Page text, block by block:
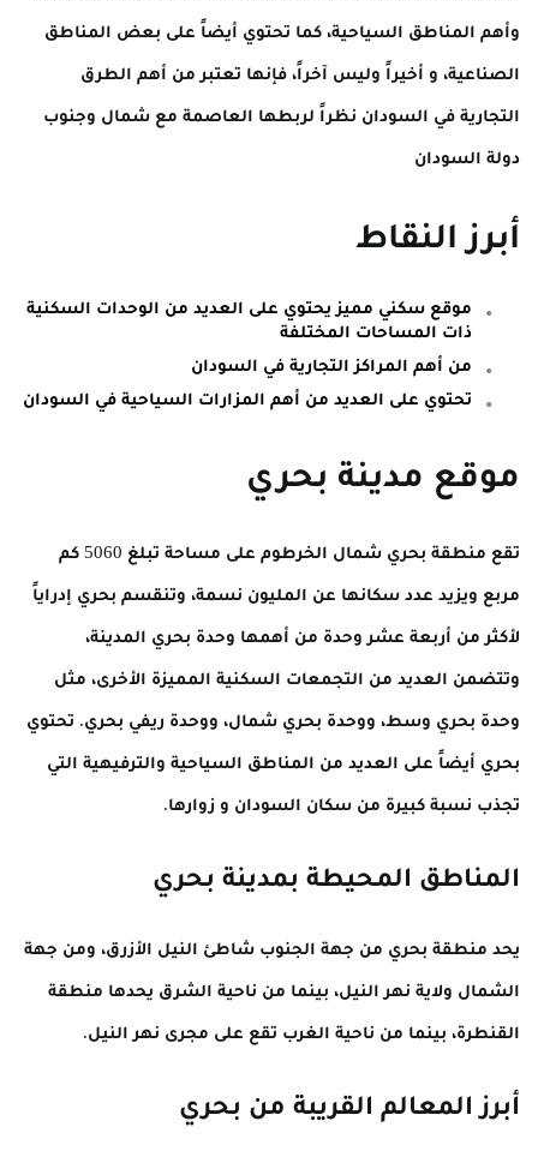
وأهم المناطق السياحية، كما تحتوي أيضاً على بعض المناطق
الصناعية، و أخيراً وليس آخراً، فإنها تعتبر من أهم الطرق
التجارية في السودان نظراً لربطها العاصمة مع شمال وجنوب
دولة السودان
أبرز النقاط
موقع سكني مميز يحتوي على العديد من الوحدات السكنية
ذات المساحات المختلفة
من أهم المراكز التجارية في السودان
تحتوي على العديد من أهم المزارات السياحية في السودان
موقع مدينة بحري
تقع منطقة بحري شمال الخرطوم على مساحة تبلغ 5060 كم
مربع ويزيد عدد سكانها عن المليون نسمة، وتنقسم بحري إدراياً
لأكثر من أربعة عشر وحدة من أهمها وحدة بحري المدينة،
وتتضمن العديد من التجمعات السكنية المميزة الأخرى، مثل
وحدة بحري وسط، ووحدة بحري شمال، ووحدة ريفي بحري. تحتوي
بحري أيضاً على العديد من المناطق السياحية والترفيهية التي
تجذب نسبة كبيرة من سكان السودان و زوارها.
المناطق المحيطة بمدينة بحري
يحد منطقة بحري من جهة الجنوب شاطئ النيل الأزرق، ومن جهة
الشمال ولاية نهر النيل، بينما من ناحية الشرق يحدها منطقة
القنطرة، بينما من ناحية الغرب تقع على مجرى نهر النيل.
أبرز المعالم القريبة من بحري